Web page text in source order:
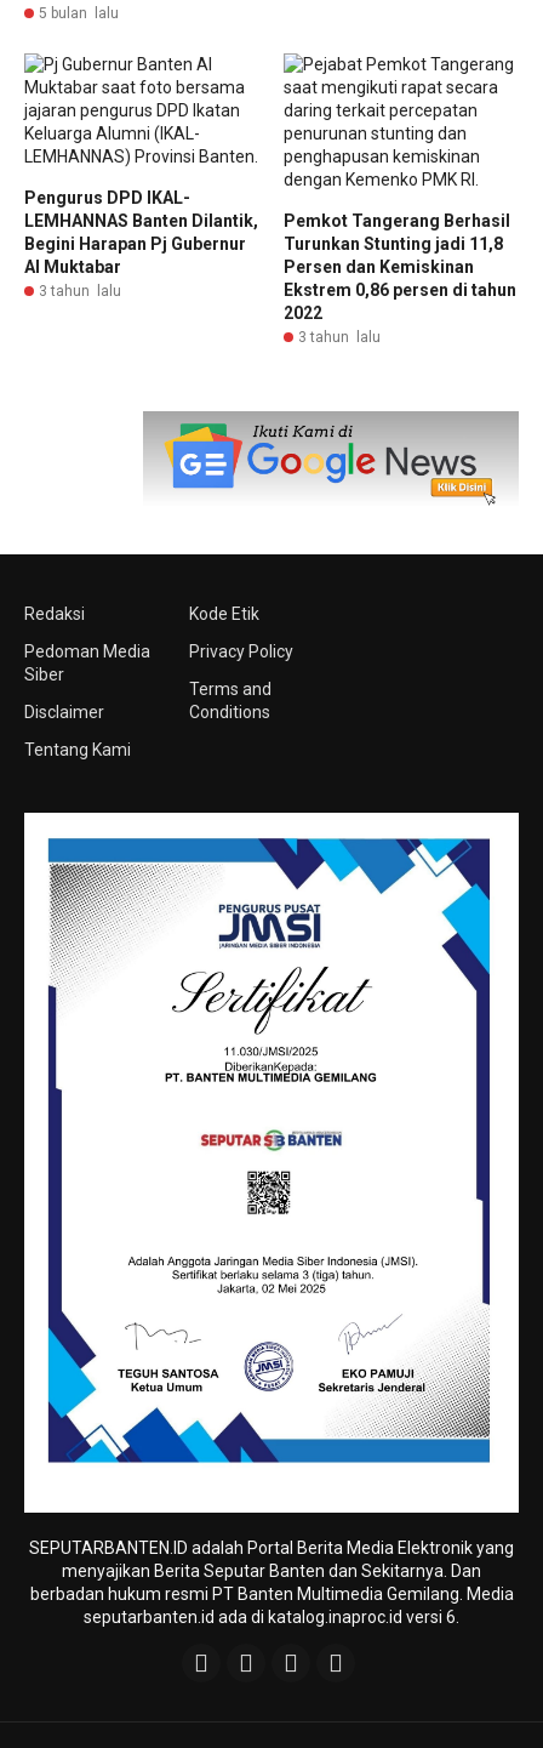
5 bulan lalu
Pengurus DPD IKAL-
LEMHANNAS Banten Dilantik,
Begini Harapan Pj Gubernur
Al Muktabar
3 tahun lalu
Pemkot Tangerang Berhasil
Turunkan Stunting jadi 11,8
Persen dan Kemiskinan
Ekstrem 0,86 persen di tahun
2022
3 tahun lalu
Redaksi
Pedoman Media
Siber
Disclaimer
Tentang Kami
Kode Etik
Privacy Policy
Terms and
Conditions
SEPUTARBANTEN.ID adalah Portal Berita Media Elektronik yang
menyajikan Berita Seputar Banten dan Sekitarnya. Dan
berbadan hukum resmi PT Banten Multimedia Gemilang. Media
seputarbanten.id ada di katalog.inaproc.id versi 6.